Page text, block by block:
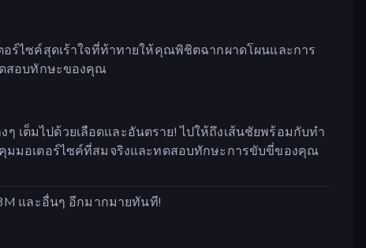
อร์ไซค์สุดเร้าใจที่ท้าทายให้คุณพิชิตฉากผาดโผนและการ
สอบทักษะของคุณ
เต็มไปด้วยเลือดและอันตราย! ไปให้ถึงเส้นชัยพร้อมกับทำ
มมอเตอร์ไซค์ที่สมจริงและทดสอบทักษะการขับขี่ของคุณ
และอื่นๆ อีกมากมายทันที!